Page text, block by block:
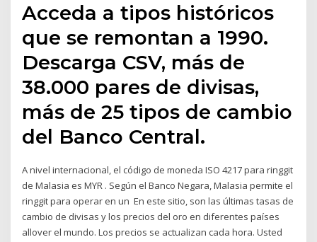
Acceda a tipos históricos
que se remontan a 1990.
Descarga CSV, más de
38.000 pares de divisas,
más de 25 tipos de cambio
del Banco Central.
A nivel internacional, el código de moneda ISO 4217 para ringgit
de Malasia es MYR . Según el Banco Negara, Malasia permite el
ringgit para operar en un En este sitio, son las últimas tasas de
cambio de divisas y los precios del oro en diferentes países
allover el mundo. Los precios se actualizan cada hora. Usted